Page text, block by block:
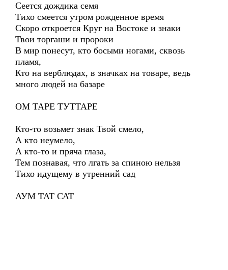
Сеется дождика семя
Тихо смеется утром рожденное время
Скоро откроется Круг на Востоке и знаки
Твои торгаши и пророки
В мир понесут, кто босыми ногами, сквозь
пламя,
Кто на верблюдах, в значках на товаре, ведь
много людей на базаре
ОМ ТАРЕ ТУТТАРЕ
Кто-то возьмет знак Твой смело,
А кто неумело,
А кто-то и пряча глаза,
Тем познавая, что лгать за спиною нельзя
Тихо идущему в утренний сад
АУМ ТАТ САТ